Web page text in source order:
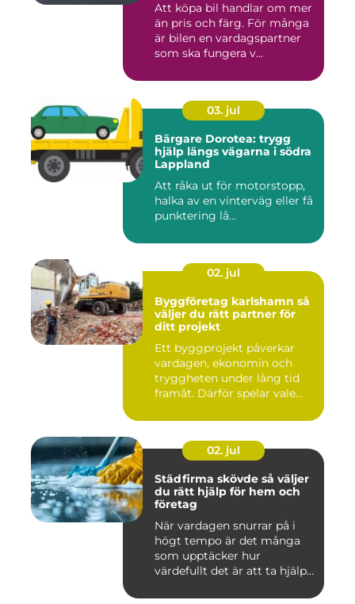
Att köpa bil handlar om mer
än pris och färg. För många
är bilen en vardagspartner
som ska fungera v...
03. jul
Bärgare Dorotea: trygg
hjälp längs vägarna i södra
Lappland
Att råka ut för motorstopp,
halka av en vinterväg eller få
punktering lå...
02. jul
Byggföretag karlshamn så
väljer du rätt partner för
ditt projekt
Ett byggprojekt påverkar
vardagen, ekonomin och
tryggheten under lång tid
framåt. Därför spelar vale...
02. jul
Städfirma skövde så väljer
du rätt hjälp för hem och
företag
När vardagen snurrar på i
högt tempo är det många
som upptäcker hur
värdefullt det är att ta hjälp